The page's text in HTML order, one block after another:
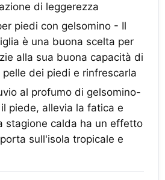
di leggerezza
piedi con gelsomino - Il
è una buona scelta per
alla sua buona capacità di
dei piedi e rinfrescarla
al profumo di gelsomino-
piede, allevia la fatica e
stagione calda ha un effetto
sull'isola tropicale e